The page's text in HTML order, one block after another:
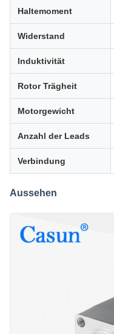
Haltemoment
Widerstand
Induktivität
Rotor Trägheit
Motorgewicht
Anzahl der Leads
Verbindung
Aussehen